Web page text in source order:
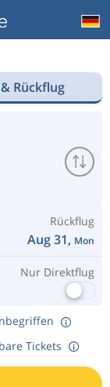
Rückflug
Rückflug
Aug 31, Mon
Nur Direktflug
Tickets